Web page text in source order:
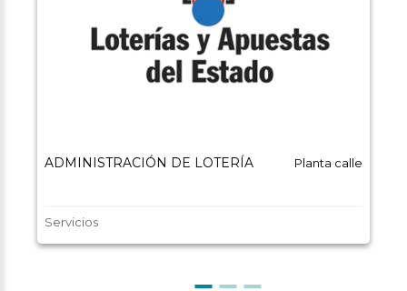
ADMINISTRACIÓN DE LOTERÍA Planta calle
Servicios